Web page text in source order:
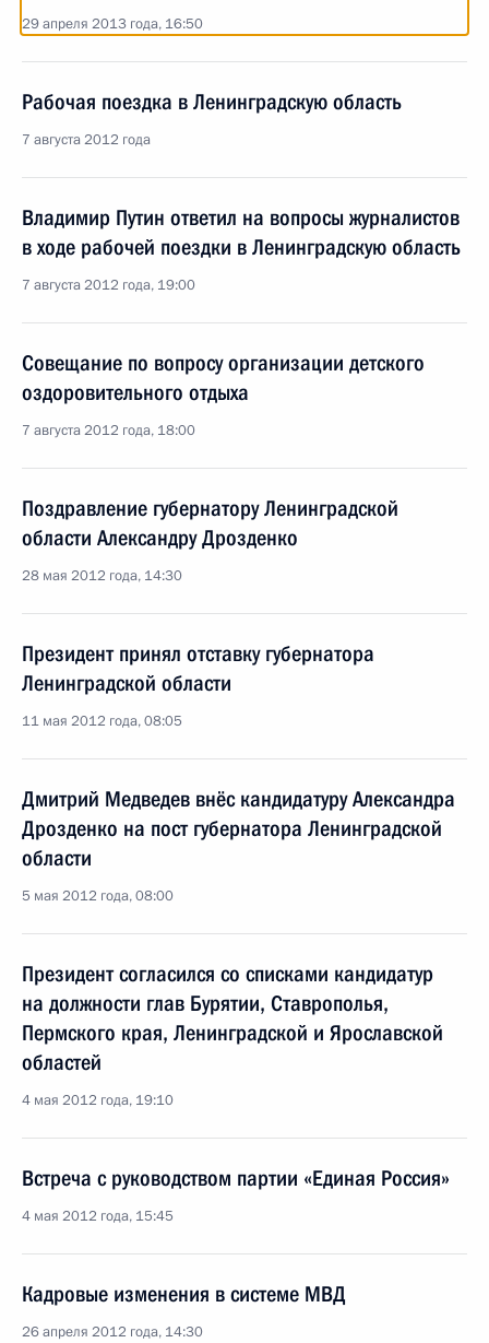
29 апреля 2013 года, 16:50
Рабочая поездка в Ленинградскую область
7 августа 2012 года
Владимир Путин ответил на вопросы журналистов
в ходе рабочей поездки в Ленинградскую область
7 августа 2012 года, 19:00
Совещание по вопросу организации детского
оздоровительного отдыха
7 августа 2012 года, 18:00
Поздравление губернатору Ленинградской
области Александру Дрозденко
28 мая 2012 года, 14:30
Президент принял отставку губернатора
Ленинградской области
11 мая 2012 года, 08:05
Дмитрий Медведев внёс кандидатуру Александра
Дрозденко на пост губернатора Ленинградской
области
5 мая 2012 года, 08:00
Президент согласился со списками кандидатур
на должности глав Бурятии, Ставрополья,
Пермского края, Ленинградской и Ярославской
областей
4 мая 2012 года, 19:10
Встреча с руководством партии «Единая Россия»
4 мая 2012 года, 15:45
Кадровые изменения в системе МВД
26 апреля 2012 года, 14:30